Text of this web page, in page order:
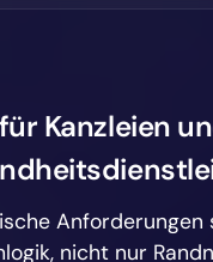
Kanzleien
Anforderungen
nicht nur